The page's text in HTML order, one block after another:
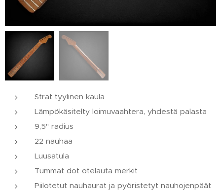
Strat tyylinen kaula
Lämpökäsitelty loimuvaahtera, yhdestä palasta
9,5" radius
22 nauhaa
Luusatula
Tummat dot otelauta merkit
Piilotetut nauhaurat ja pyöristetyt nauhojenpäät